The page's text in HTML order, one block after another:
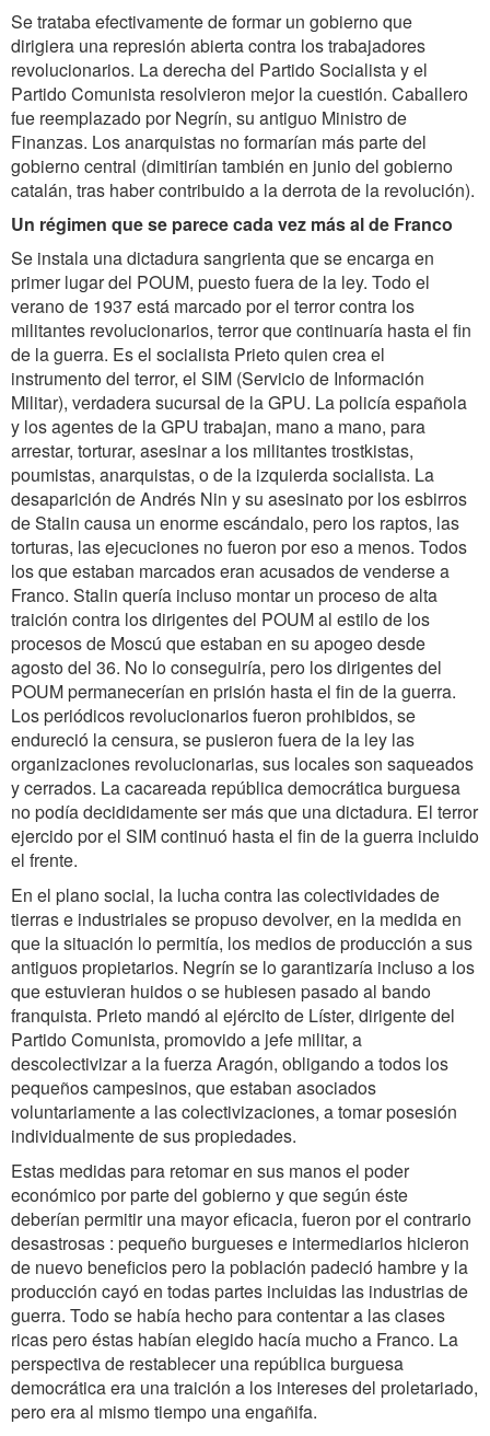
Se trataba efectivamente de formar un gobierno que
dirigiera una represión abierta contra los trabajadores
revolucionarios. La derecha del Partido Socialista y el
Partido Comunista resolvieron mejor la cuestión. Caballero
fue reemplazado por Negrín, su antiguo Ministro de
Finanzas. Los anarquistas no formarían más parte del
gobierno central (dimitirían también en junio del gobierno
catalán, tras haber contribuido a la derrota de la revolución).
Un régimen que se parece cada vez más al de Franco
Se instala una dictadura sangrienta que se encarga en
primer lugar del POUM, puesto fuera de la ley. Todo el
verano de 1937 está marcado por el terror contra los
militantes revolucionarios, terror que continuaría hasta el fin
de la guerra. Es el socialista Prieto quien crea el
instrumento del terror, el SIM (Servicio de Información
Militar), verdadera sucursal de la GPU. La policía española
y los agentes de la GPU trabajan, mano a mano, para
arrestar, torturar, asesinar a los militantes trostkistas,
poumistas, anarquistas, o de la izquierda socialista. La
desaparición de Andrés Nin y su asesinato por los esbirros
de Stalin causa un enorme escándalo, pero los raptos, las
torturas, las ejecuciones no fueron por eso a menos. Todos
los que estaban marcados eran acusados de venderse a
Franco. Stalin quería incluso montar un proceso de alta
traición contra los dirigentes del POUM al estilo de los
procesos de Moscú que estaban en su apogeo desde
agosto del 36. No lo conseguiría, pero los dirigentes del
POUM permanecerían en prisión hasta el fin de la guerra.
Los periódicos revolucionarios fueron prohibidos, se
endureció la censura, se pusieron fuera de la ley las
organizaciones revolucionarias, sus locales son saqueados
y cerrados. La cacareada república democrática burguesa
no podía decididamente ser más que una dictadura. El terror
ejercido por el SIM continuó hasta el fin de la guerra incluido
el frente.
En el plano social, la lucha contra las colectividades de
tierras e industriales se propuso devolver, en la medida en
que la situación lo permitía, los medios de producción a sus
antiguos propietarios. Negrín se lo garantizaría incluso a los
que estuvieran huidos o se hubiesen pasado al bando
franquista. Prieto mandó al ejército de Líster, dirigente del
Partido Comunista, promovido a jefe militar, a
descolectivizar a la fuerza Aragón, obligando a todos los
pequeños campesinos, que estaban asociados
voluntariamente a las colectivizaciones, a tomar posesión
individualmente de sus propiedades.
Estas medidas para retomar en sus manos el poder
económico por parte del gobierno y que según éste
deberían permitir una mayor eficacia, fueron por el contrario
desastrosas : pequeño burgueses e intermediarios hicieron
de nuevo beneficios pero la población padeció hambre y la
producción cayó en todas partes incluidas las industrias de
guerra. Todo se había hecho para contentar a las clases
ricas pero éstas habían elegido hacía mucho a Franco. La
perspectiva de restablecer una república burguesa
democrática era una traición a los intereses del proletariado,
pero era al mismo tiempo una engañifa.